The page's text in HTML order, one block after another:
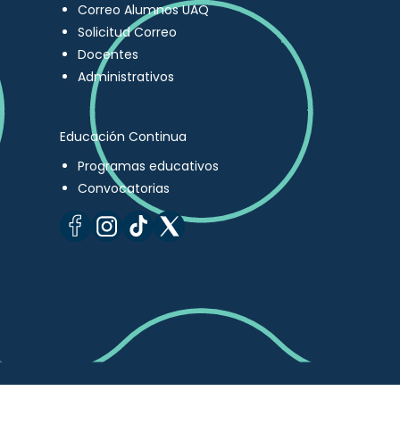
Correo Alumnos UAQ
Solicitud Correo
Docentes
Administrativos
Educación Continua
Programas educativos
Convocatorias